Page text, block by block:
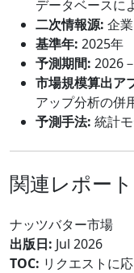
データベースに
二次情報源: 企
基準年: 2025年
予測期間: 2026
市場規模算出ア
アップ分析の併
予測手法: 統計
関連レポート
ナッツバター市場
出版日: Jul 2026
TOC: リクエストに